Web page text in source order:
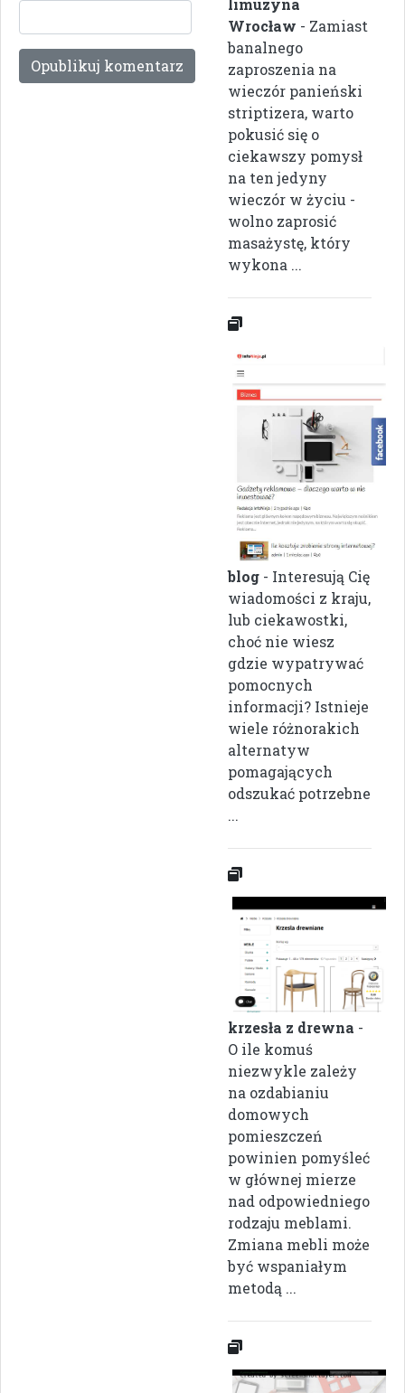
limuzyna
Wrocław - Zamiast
banalnego
zaproszenia na
wieczór panieński
striptizera, warto
pokusić się o
ciekawszy pomysł
na ten jedyny
wieczór w życiu -
wolno zaprosić
masażystę, który
wykona ...
blog - Interesują Cię
wiadomości z kraju,
lub ciekawostki,
choć nie wiesz
gdzie wypatrywać
pomocnych
informacji? Istnieje
wiele różnorakich
alternatyw
pomagających
odszukać potrzebne
...
krzesła z drewna -
O ile komuś
niezwykle zależy
na ozdabianiu
domowych
pomieszczeń
powinien pomyśleć
w głównej mierze
nad odpowiedniego
rodzaju meblami.
Zmiana mebli może
być wspaniałym
metodą ...